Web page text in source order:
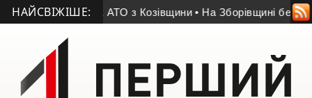
НАЙСВІЖІШЕ:
учасник АТО з Козівщини • На Зборівщині безвісти